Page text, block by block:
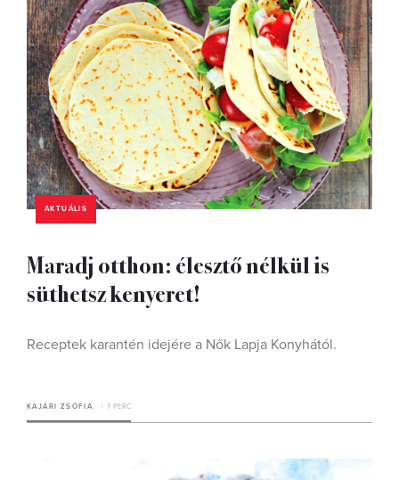
AKTUÁLIS
Maradj otthon: élesztő nélkül is
süthetsz kenyeret!
Receptek karantén idejére a Nők Lapja Konyhától.
KAJÁRI ZSÓFIA 1 PERC